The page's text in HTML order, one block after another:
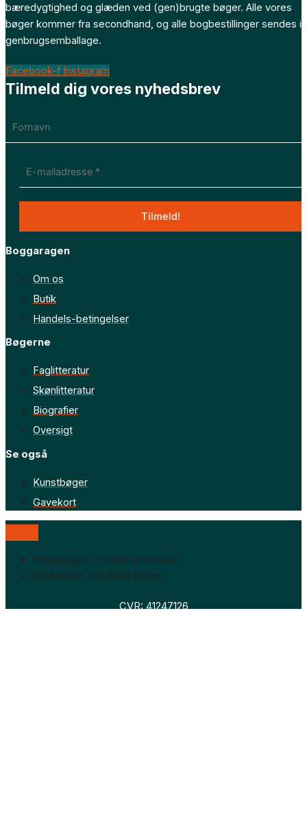
bæredygtighed og glæden ved (gen)brugte bøger. Alle vores
bøger kommer fra secondhand, og alle bogbestillinger sendes i
genbrugsemballage.
Facebook-f Instagram
Tilmeld dig vores nyhedsbrev
Boggaragen
Om os
Butik
Handels-betingelser
Bøgerne
Faglitteratur
Skønlitteratur
Biografier
Oversigt
Se også
Kunstbøger
Gavekort
Boggaragen – online antikvariat
Marktoften 7H, 8464 Galten
CVR: 41247126